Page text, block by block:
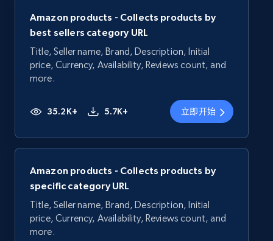
Amazon products - Collects products by
best sellers category URL
Title, Seller name, Brand, Description, Initial
price, Currency, Availability, Reviews count, and
more.
35.2K+ 5.7K+ 立即开始
Amazon products - Collects products by
specific category URL
Title, Seller name, Brand, Description, Initial
price, Currency, Availability, Reviews count, and
more.